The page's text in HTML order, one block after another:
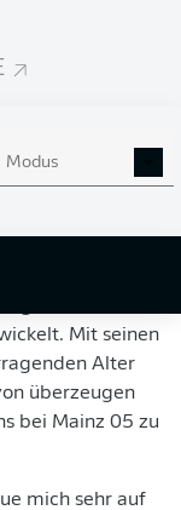
Modus
"Ransford
in
Mit seinen
Alter
überzeugen
bei Mainz 05 zu
mich sehr auf